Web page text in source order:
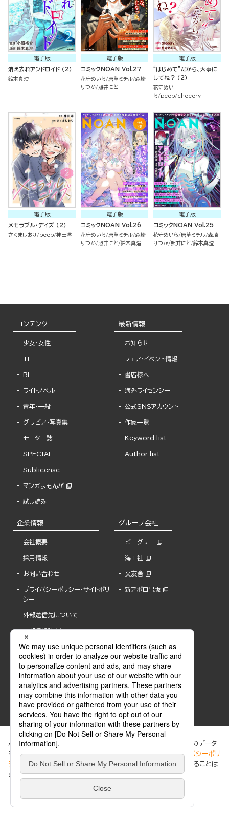
電子版
消え去れアンドロイド （2）
鈴木真澄
電子版
コミックNOAN Vol.27
花守めいら 唐草ミチル 森埼
りつか 照井にと
電子版
“はじめて”だから、大事に
してね？ （2）
花守めい
ら
peep cheeery
電子版
メモラブル・デイズ （2）
さくましおり peep 神田澪
電子版
コミックNOAN Vol.26
花守めいら 唐草ミチル 森埼
りつか 照井にと 鈴木真澄
電子版
コミックNOAN Vol.25
花守めいら 唐草ミチル 森埼
りつか 照井にと 鈴木真澄
コンテンツ
少女・女性
TL
BL
ライトノベル
青年・一般
グラビア・写真集
モーター誌
SPECIAL
Sublicense
マンガよもんが
試し読み
最新情報
お知らせ
フェア・イベント情報
書店様へ
海外ライセンシー
公式SNSアカウント
作家一覧
Keyword list
Author list
企業情報
会社概要
採用情報
お問い合わせ
プライバシーポリシー・サイトポリ
シー
外部送信先について
内部通報制度について
グループ会社
ビーグリー
海王社
文友舎
新アポロ出版
ABJマークは、この電子書店・電子書籍配信サービスが、著作権者からコンテンツ使用許諾を
得た正規版配信サービスであることを示す登録商標(登録番号 第6091713号)です。
ABJマークの詳細、ABJマークを掲示しているサービスの一覧はこちら。
ぶんか社が運営するサイトでは、利便性向上のためにCookie等のデータ
を使用しています。 当社のCookieについての詳細は、「プライバシーポリ
シー
」をご覧ください。当サイトでは、訪問者の個人情報を追跡することは
ありません。